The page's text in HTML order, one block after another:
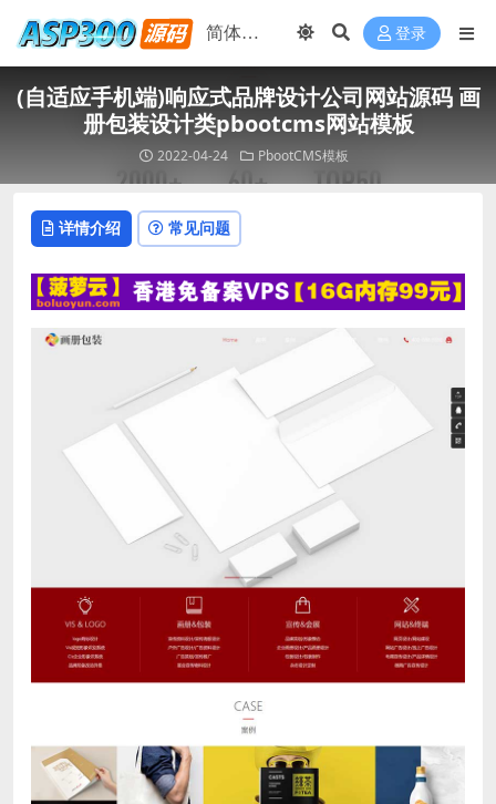
登录
(自适应手机端)响应式品牌设计公司网站源码 画
册包装设计类pbootcms网站模板
2022-04-24 PbootCMS模板
详情介绍 常见问题